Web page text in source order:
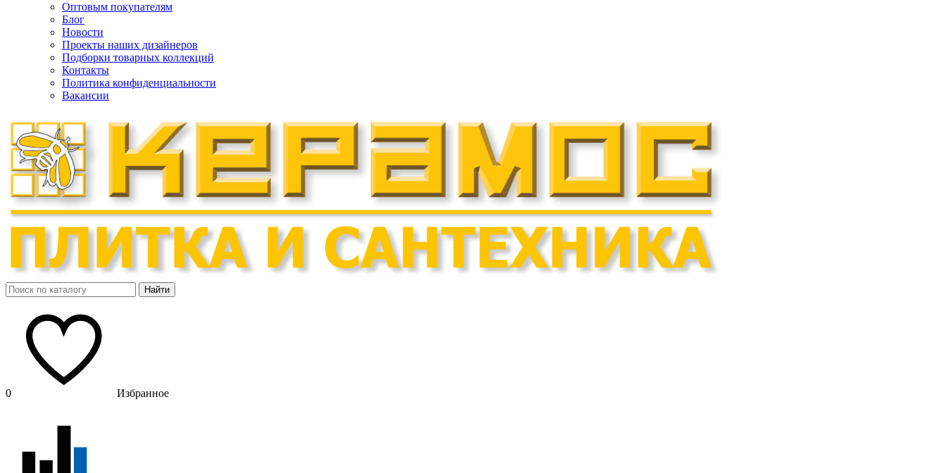
Оптовым покупателям
Блог
Новости
Проекты наших дизайнеров
Подборки товарных коллекций
Контакты
Политика конфиденциальности
Вакансии
Найти
0 Избранное